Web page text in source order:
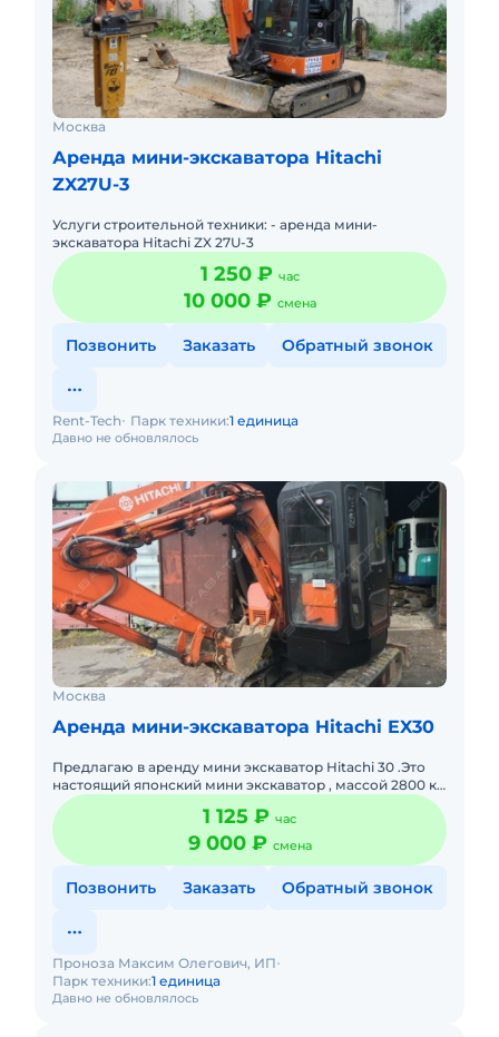
Москва
Аренда мини-экскаватора Hitachi
ZX27U-3
Услуги строительной техники: - аренда мини-
экскаватора Hitachi ZX 27U-3
1 250 ₽ час
10 000 ₽ смена
Позвонить Заказать Обратный звонок
Давно не обновлялось
Rent-Tech Парк техники:1 единица
Москва
Аренда мини-экскаватора Hitachi EX30
Предлагаю в аренду мини экскаватор Hitachi 30 .Это
настоящий японский мини экскаватор , массой 2800 кг,
выполняет все земляные работы, он очень
маневренный и мо
1 125 ₽ час
9 000 ₽ смена
Позвонить Заказать Обратный звонок
Давно не обновлялось
Проноза Максим Олегович, ИП
Парк техники:1 единица